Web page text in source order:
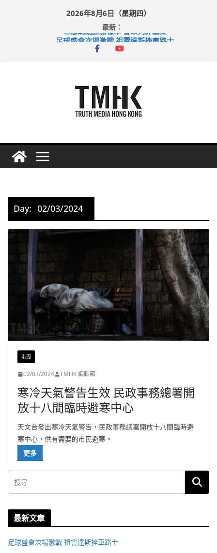
2026年8月6日（星期四）
最新：
希愈調亂胚胎樣本 警改列詐騙案
足球盛會次場激戰 祖雲達斯挫車路士
上半年純利大增七成 國泰：下半年油價續波動
Day: 02/03/2024
港聞
02/03/2024 TMHK 編輯部
寒冷天氣警告生效 民政事務總署開
放十八間臨時避寒中心
天文台發出寒冷天氣警告，民政事務總署開放十八間臨時避
寒中心，供有需要的市民避寒。
更多
最新文章
足球盛會次場激戰 祖雲達斯挫車路士